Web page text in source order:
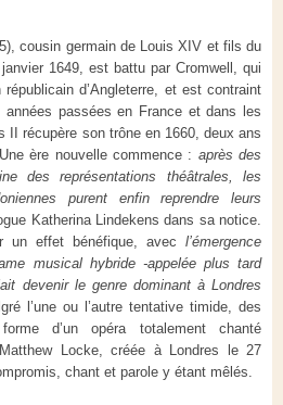
cousin germain de Louis XIV et fils du
1649, est battu par Cromwell, qui
d’Angleterre, et est contraint
passées en France et dans les
II récupère son trône en 1660, deux ans
ère nouvelle commence : après des
des représentations théâtrales, les
purent enfin reprendre leurs
Katherina Lindekens dans sa notice.
un effet bénéfique, avec l’émergence
musical hybride -appelée plus tard
devenir le genre dominant à Londres
l’une ou l’autre tentative timide, des
d’un opéra totalement chanté
Locke, créée à Londres le 27
chant et parole y étant mêlés.